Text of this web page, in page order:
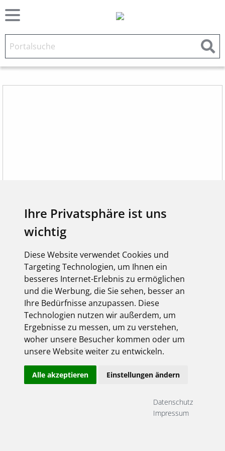
Ihre Privatsphäre ist uns
wichtig
Diese Website verwendet Cookies und
Targeting Technologien, um Ihnen ein
besseres Internet-Erlebnis zu ermöglichen
und die Werbung, die Sie sehen, besser an
Ihre Bedürfnisse anzupassen. Diese
Technologien nutzen wir außerdem, um
Ergebnisse zu messen, um zu verstehen,
woher unsere Besucher kommen oder um
unsere Website weiter zu entwickeln.
Alle akzeptieren Einstellungen ändern
Datenschutz
Impressum
FEGIME
KANBAN
LASSEN SIE SICH ARBEIT ABNEHMEN
OPTIMIEREN SIE IHRE
LAGERBESTÄNDE MIT
DEM KANBAN-VERFAHREN